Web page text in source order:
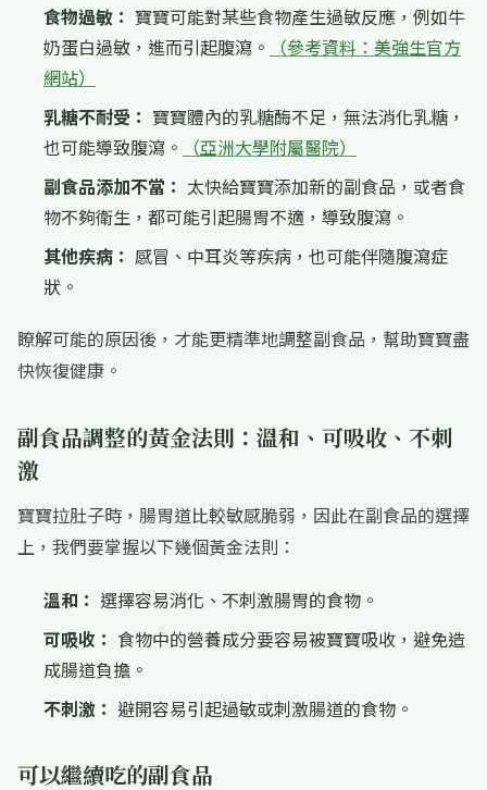
食物過敏： 寶寶可能對某些食物產生過敏反應，例如牛
奶蛋白過敏，進而引起腹瀉。
（參考資料：美強生官方
網站）
乳糖不耐受： 寶寶體內的乳糖酶不足，無法消化乳糖，
也可能導致腹瀉。
（亞洲大學附屬醫院）
副食品添加不當： 太快給寶寶添加新的副食品，或者食
物不夠衛生，都可能引起腸胃不適，導致腹瀉。
其他疾病： 感冒、中耳炎等疾病，也可能伴隨腹瀉症
狀。
瞭解可能的原因後，才能更精準地調整副食品，幫助寶寶盡
快恢復健康。
副食品調整的黃金法則：溫和、可吸收、不刺
激
寶寶拉肚子時，腸胃道比較敏感脆弱，因此在副食品的選擇
上，我們要掌握以下幾個黃金法則：
溫和： 選擇容易消化、不刺激腸胃的食物。
可吸收： 食物中的營養成分要容易被寶寶吸收，避免造
成腸道負擔。
不刺激： 避開容易引起過敏或刺激腸道的食物。
可以繼續吃的副食品